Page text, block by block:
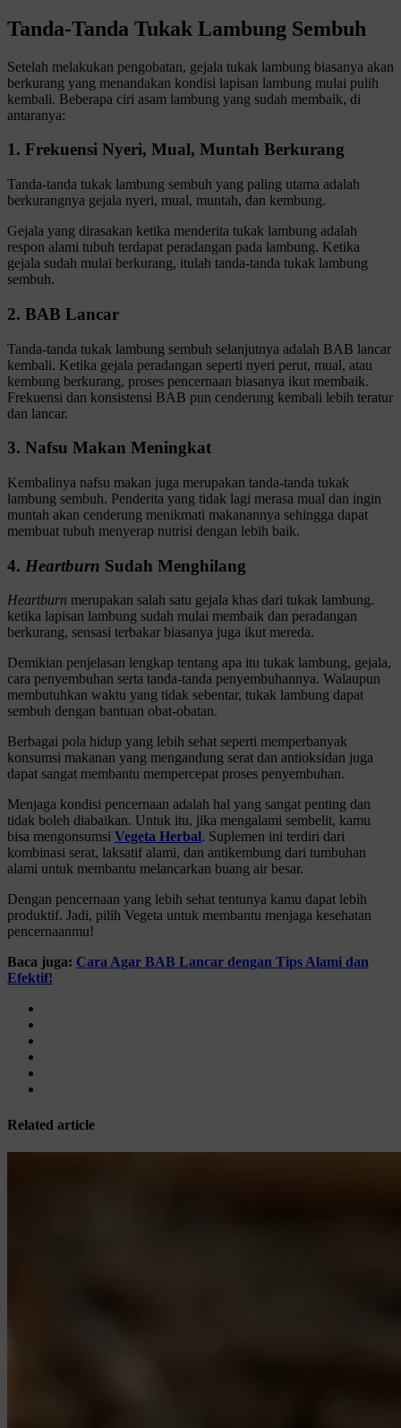
Tanda-Tanda Tukak Lambung Sembuh
Setelah melakukan pengobatan, gejala tukak lambung biasanya akan
berkurang yang menandakan kondisi lapisan lambung mulai pulih
kembali. Beberapa ciri asam lambung yang sudah membaik, di
antaranya:
1. Frekuensi Nyeri, Mual, Muntah Berkurang
Tanda-tanda tukak lambung sembuh yang paling utama adalah
berkurangnya gejala nyeri, mual, muntah, dan kembung.
Gejala yang dirasakan ketika menderita tukak lambung adalah
respon alami tubuh terdapat peradangan pada lambung. Ketika
gejala sudah mulai berkurang, itulah tanda-tanda tukak lambung
sembuh.
2. BAB Lancar
Tanda-tanda tukak lambung sembuh selanjutnya adalah BAB lancar
kembali. Ketika gejala peradangan seperti nyeri perut, mual, atau
kembung berkurang, proses pencernaan biasanya ikut membaik.
Frekuensi dan konsistensi BAB pun cenderung kembali lebih teratur
dan lancar.
3. Nafsu Makan Meningkat
Kembalinya nafsu makan juga merupakan tanda-tanda tukak
lambung sembuh. Penderita yang tidak lagi merasa mual dan ingin
muntah akan cenderung menikmati makanannya sehingga dapat
membuat tubuh menyerap nutrisi dengan lebih baik.
4. Heartburn Sudah Menghilang
Heartburn merupakan salah satu gejala khas dari tukak lambung.
ketika lapisan lambung sudah mulai membaik dan peradangan
berkurang, sensasi terbakar biasanya juga ikut mereda.
Demikian penjelasan lengkap tentang apa itu tukak lambung, gejala,
cara penyembuhan serta tanda-tanda penyembuhannya. Walaupun
membutuhkan waktu yang tidak sebentar, tukak lambung dapat
sembuh dengan bantuan obat-obatan.
Berbagai pola hidup yang lebih sehat seperti memperbanyak
konsumsi makanan yang mengandung serat dan antioksidan juga
dapat sangat membantu mempercepat proses penyembuhan.
Menjaga kondisi pencernaan adalah hal yang sangat penting dan
tidak boleh diabaikan. Untuk itu, jika mengalami sembelit, kamu
bisa mengonsumsi Vegeta Herbal. Suplemen ini terdiri dari
kombinasi serat, laksatif alami, dan antikembung dari tumbuhan
alami untuk membantu melancarkan buang air besar.
Dengan pencernaan yang lebih sehat tentunya kamu dapat lebih
produktif. Jadi, pilih Vegeta untuk membantu menjaga kesehatan
pencernaanmu!
Baca juga: Cara Agar BAB Lancar dengan Tips Alami dan
Efektif!
Related article